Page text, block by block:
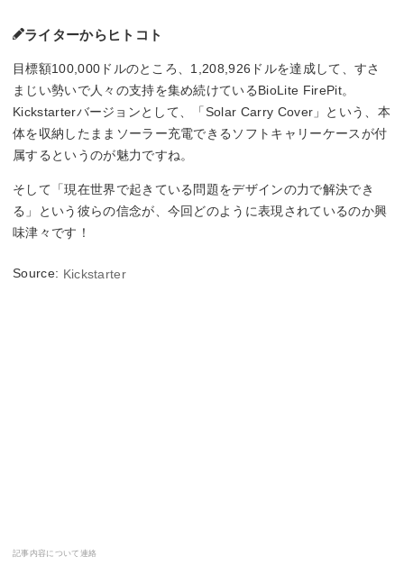
ライターからヒトコト
目標額100,000ドルのところ、1,208,926ドルを達成して、すさ
まじい勢いで人々の支持を集め続けているBioLite FirePit。
Kickstarterバージョンとして、「Solar Carry Cover」という、本
体を収納したままソーラー充電できるソフトキャリーケースが付
属するというのが魅力ですね。
そして「現在世界で起きている問題をデザインの力で解決でき
る」という彼らの信念が、今回どのように表現されているのか興
味津々です！
Source: Kickstarter
記事内容について連絡